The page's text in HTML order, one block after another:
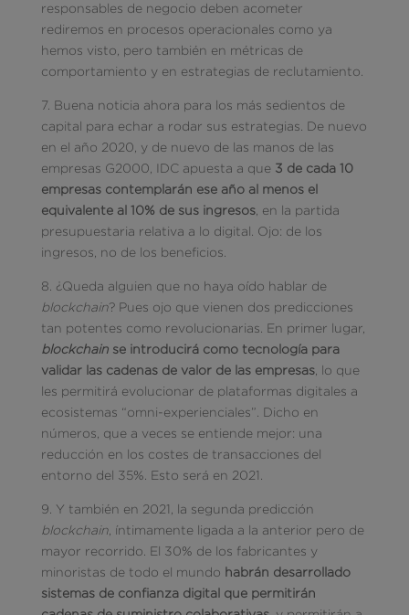
responsables de negocio deben acometer
rediremos en procesos operacionales como ya
hemos visto, pero también en métricas de
comportamiento y en estrategias de reclutamiento.
7. Buena noticia ahora para los más sedientos de
capital para echar a rodar sus estrategias. De nuevo
en el año 2020, y de nuevo de las manos de las
empresas G2000, IDC apuesta a que 3 de cada 10
empresas contemplarán ese año al menos el
equivalente al 10% de sus ingresos, en la partida
presupuestaria relativa a lo digital. Ojo: de los
ingresos, no de los beneficios.
8. ¿Queda alguien que no haya oído hablar de
blockchain? Pues ojo que vienen dos predicciones
tan potentes como revolucionarias. En primer lugar,
blockchainse introducirá como tecnología para
validar las cadenas de valor de las empresas, lo que
les permitirá evolucionar de plataformas digitales a
ecosistemas “omni-experienciales”. Dicho en
números, que a veces se entiende mejor: una
reducción en los costes de transacciones del
entorno del 35%. Esto será en 2021.
9. Y también en 2021, la segunda predicción
blockchain, íntimamente ligada a la anterior pero de
mayor recorrido. El 30% de los fabricantes y
minoristas de todo el mundo habrán desarrollado
sistemas de confianza digital que permitirán